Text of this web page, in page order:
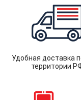
Удобная доставка
территории